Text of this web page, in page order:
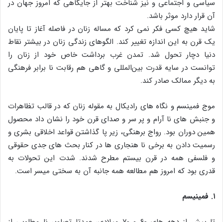
سیاسی و اجتماعی و نیز شناخت بهتر از جایگاهی که امروز جهان در
آن قرار دارد موثر باشد.
شاید هیچ کسی فکر نمی‌ کرد که مساله زنان در فاصله آغاز تا پایان
یک قرن به این اندازه تغییر کند. الگوهای زندگی زنان در بیشتر نقاط
دنیا دچار تحول شد. تمدن غرب برداشت خاص خود از زنان را
توانست در سایه قدرت بین‌المللی و گاهی هم رقابت نا برابر فرهنگی
به دیگر ممالک صادر کند.
موج فمینسم و نگاه‌ های رادیکال به مقوله زنان که در قالب تظاهرات
و جنبش‌ های نا آرام و پر سر و صدای قرن خود را نشان داد محصول
همین دوران بود. رواج برهنگی، زیر پا گذاشتن قواعد اخلاقی بشری و
رسمیت دادن به برخی نا هنجاری‌ ها در کنار بحث‌ های جدی حقوقی
و فلسفی همه در قرن بیستم مطرح شدند. شدت این تحولات به
قدری بود که امروز هم مطالعه همه‌ جانبه آن به سختی میسر است.
۱. فمینیسم